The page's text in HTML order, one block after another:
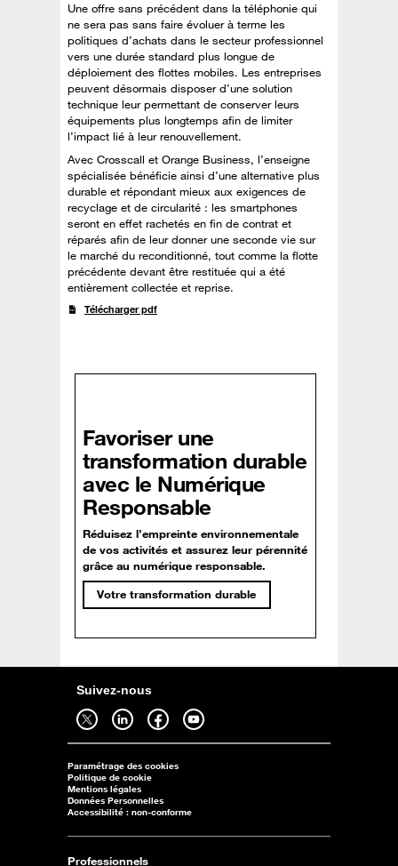
Une offre sans précédent dans la téléphonie qui
ne sera pas sans faire évoluer à terme les
politiques d’achats dans le secteur professionnel
vers une durée standard plus longue de
déploiement des flottes mobiles. Les entreprises
peuvent désormais disposer d’une solution
technique leur permettant de conserver leurs
équipements plus longtemps afin de limiter
l’impact lié à leur renouvellement.
Avec Crosscall et Orange Business, l’enseigne
spécialisée bénéficie ainsi d’une alternative plus
durable et répondant mieux aux exigences de
recyclage et de circularité : les smartphones
seront en effet rachetés en fin de contrat et
réparés afin de leur donner une seconde vie sur
le marché du reconditionné, tout comme la flotte
précédente devant être restituée qui a été
entièrement collectée et reprise.
Télécharger pdf
Favoriser une
transformation durable
avec le Numérique
Responsable
Réduisez l’empreinte environnementale
de vos activités et assurez leur pérennité
grâce au numérique responsable.
Votre transformation durable
Suivez-nous
Suivez-nous sur twitter - ouverture dans un nouvel onglet Suivez-nous sur linkedin - ouverture dans un nouvel onglet Suivez-nous sur facebook - ouverture dans un nouvel onglet Suivez-nous sur youtube - ouverture dans un nouvel onglet
Paramétrage des cookies
Politique de cookie
Mentions légales
Données Personnelles
Accessibilité : non-conforme
Professionnels